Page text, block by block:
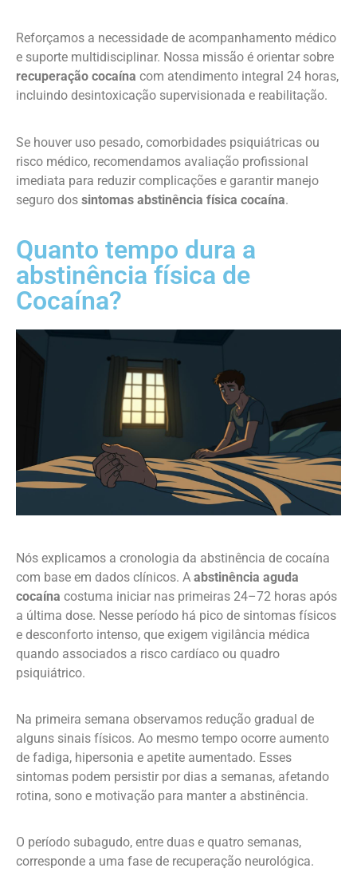
Reforçamos a necessidade de acompanhamento médico
e suporte multidisciplinar. Nossa missão é orientar sobre
recuperação cocaína com atendimento integral 24 horas,
incluindo desintoxicação supervisionada e reabilitação.
Se houver uso pesado, comorbidades psiquiátricas ou
risco médico, recomendamos avaliação profissional
imediata para reduzir complicações e garantir manejo
seguro dos sintomas abstinência física cocaína.
Quanto tempo dura a
abstinência física de
Cocaína?
Nós explicamos a cronologia da abstinência de cocaína
com base em dados clínicos. A abstinência aguda
cocaína costuma iniciar nas primeiras 24–72 horas após
a última dose. Nesse período há pico de sintomas físicos
e desconforto intenso, que exigem vigilância médica
quando associados a risco cardíaco ou quadro
psiquiátrico.
Na primeira semana observamos redução gradual de
alguns sinais físicos. Ao mesmo tempo ocorre aumento
de fadiga, hipersonia e apetite aumentado. Esses
sintomas podem persistir por dias a semanas, afetando
rotina, sono e motivação para manter a abstinência.
O período subagudo, entre duas e quatro semanas,
corresponde a uma fase de recuperação neurológica.